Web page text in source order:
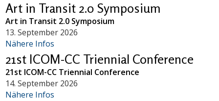
Art in Transit 2.0 Symposium
Art in Transit 2.0 Symposium
13. September 2026
Nähere Infos
21st ICOM-CC Triennial Conference
21st ICOM-CC Triennial Conference
14. September 2026
Nähere Infos